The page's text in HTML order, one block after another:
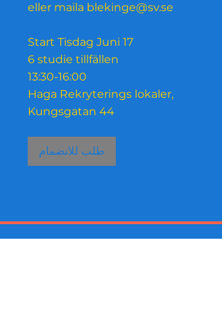
eller maila blekinge@sv.se
Start Tisdag Juni 17
6 studie tillfällen
13:30-16:00
Haga Rekryterings lokaler,
طلب للانضمام